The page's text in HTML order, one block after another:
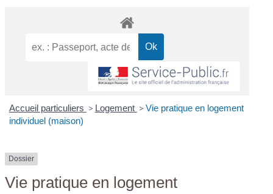
Accueil particuliers > Logement > Vie pratique en logement
individuel (maison)
Dossier
Vie pratique en logement